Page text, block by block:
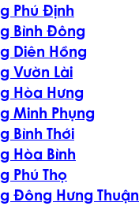
Phú Định
Bình Đông
Diên Hồng
Vườn Lài
Hòa Hưng
Minh Phụng
Bình Thới
Hòa Bình
Phú Thọ
Đông Hưng Thuận